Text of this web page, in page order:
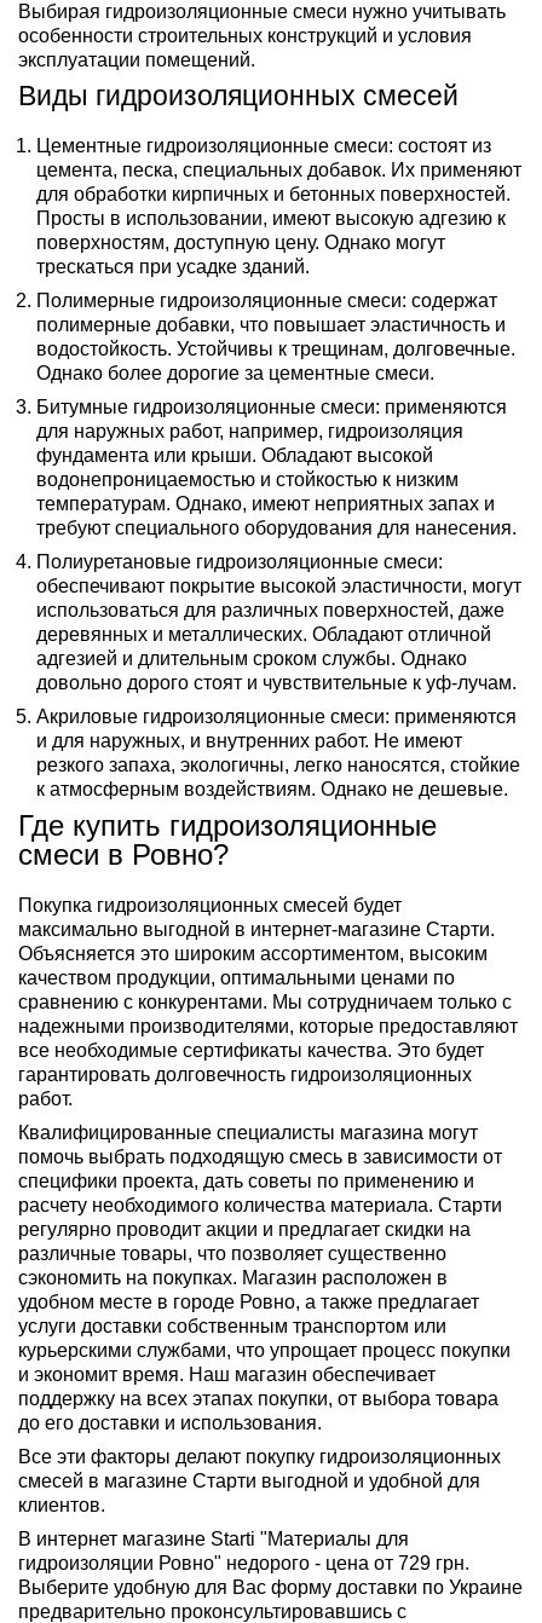
Выбирая гидроизоляционные смеси нужно учитывать
особенности строительных конструкций и условия
эксплуатации помещений.
Виды гидроизоляционных смесей
Цементные гидроизоляционные смеси: состоят из
цемента, песка, специальных добавок. Их применяют
для обработки кирпичных и бетонных поверхностей.
Просты в использовании, имеют высокую адгезию к
поверхностям, доступную цену. Однако могут
трескаться при усадке зданий.
Полимерные гидроизоляционные смеси: содержат
полимерные добавки, что повышает эластичность и
водостойкость. Устойчивы к трещинам, долговечные.
Однако более дорогие за цементные смеси.
Битумные гидроизоляционные смеси: применяются
для наружных работ, например, гидроизоляция
фундамента или крыши. Обладают высокой
водонепроницаемостью и стойкостью к низким
температурам. Однако, имеют неприятных запах и
требуют специального оборудования для нанесения.
Полиуретановые гидроизоляционные смеси:
обеспечивают покрытие высокой эластичности, могут
использоваться для различных поверхностей, даже
деревянных и металлических. Обладают отличной
адгезией и длительным сроком службы. Однако
довольно дорого стоят и чувствительные к уф-лучам.
Акриловые гидроизоляционные смеси: применяются
и для наружных, и внутренних работ. Не имеют
резкого запаха, экологичны, легко наносятся, стойкие
к атмосферным воздействиям. Однако не дешевые.
Где купить гидроизоляционные
смеси в Ровно?
Покупка гидроизоляционных смесей будет
максимально выгодной в интернет-магазине Старти.
Объясняется это широким ассортиментом, высоким
качеством продукции, оптимальными ценами по
сравнению с конкурентами. Мы сотрудничаем только с
надежными производителями, которые предоставляют
все необходимые сертификаты качества. Это будет
гарантировать долговечность гидроизоляционных
работ.
Квалифицированные специалисты магазина могут
помочь выбрать подходящую смесь в зависимости от
специфики проекта, дать советы по применению и
расчету необходимого количества материала. Старти
регулярно проводит акции и предлагает скидки на
различные товары, что позволяет существенно
сэкономить на покупках. Магазин расположен в
удобном месте в городе Ровно, а также предлагает
услуги доставки собственным транспортом или
курьерскими службами, что упрощает процесс покупки
и экономит время. Наш магазин обеспечивает
поддержку на всех этапах покупки, от выбора товара
до его доставки и использования.
Все эти факторы делают покупку гидроизоляционных
смесей в магазине Старти выгодной и удобной для
клиентов.
В интернет магазине Starti "Материалы для
гидроизоляции Ровно" недорого - цена от 729 грн.
Выберите удобную для Вас форму доставки по Украине
предварительно проконсультировавшись с